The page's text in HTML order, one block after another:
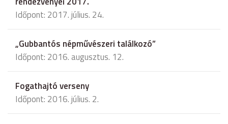
Időpont: 2017. július. 24.
„Gubbantós népművészeri találkozó”
Időpont: 2016. augusztus. 12.
Fogathajtó verseny
Időpont: 2016. július. 2.